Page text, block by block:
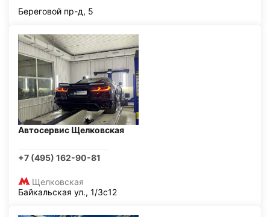
Береговой пр-д, 5
Автосервис Щелковская
+7 (495) 162-90-81
Щелковская
Байкальская ул., 1/3с12